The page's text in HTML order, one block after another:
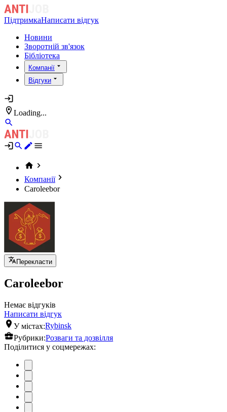
ПідтримкаНаписати відгук
Новини
Зворотній зв'язок
Бібліотека
Компанії
Відгуки
Loading...
Компанії
Caroleebor
Перекласти
Caroleebor
Немає відгуків
Написати відгук
У містах:Rybinsk
Рубрики:Розваги та дозвілля
Поділитися у соцмережах: